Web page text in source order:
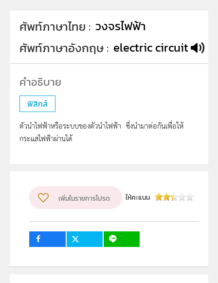
ศัพท์ภาษาไทย วงจรไฟฟ้า
ศัพท์ภาษาอังกฤษ electric circuit
ฟิสิกส์
ตัวนำไฟฟ้าหรือระบบของตัวนำไฟฟ้า ซึ่งนำมาต่อกันเพื่อให้
กระแสไฟฟ้าผ่านได้
เพิ่มในรายการโปรด ให้คะแนน